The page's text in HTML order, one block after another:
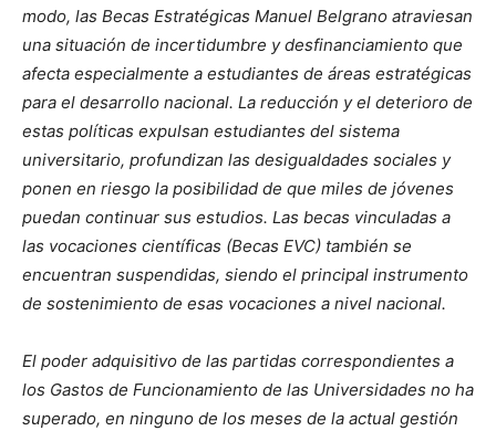
modo, las Becas Estratégicas Manuel Belgrano atraviesan
una situación de incertidumbre y desfinanciamiento que
afecta especialmente a estudiantes de áreas estratégicas
para el desarrollo nacional. La reducción y el deterioro de
estas políticas expulsan estudiantes del sistema
universitario, profundizan las desigualdades sociales y
ponen en riesgo la posibilidad de que miles de jóvenes
puedan continuar sus estudios. Las becas vinculadas a
las vocaciones científicas (Becas EVC) también se
encuentran suspendidas, siendo el principal instrumento
de sostenimiento de esas vocaciones a nivel nacional.
El poder adquisitivo de las partidas correspondientes a
los Gastos de Funcionamiento de las Universidades no ha
superado, en ninguno de los meses de la actual gestión